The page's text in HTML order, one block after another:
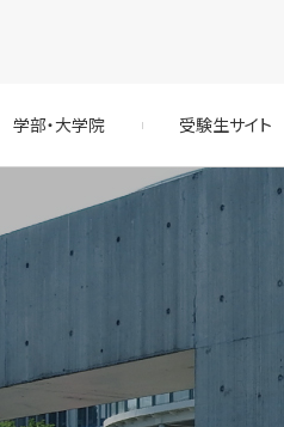
学部・大学院 受験生サイト